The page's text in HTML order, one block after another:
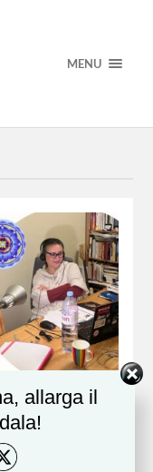
MENU
allarga il